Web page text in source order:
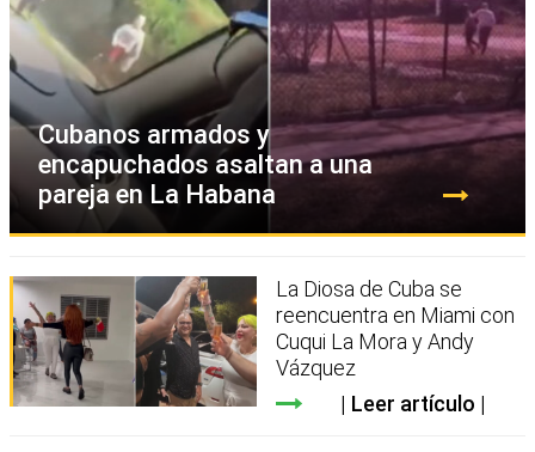
Cubanos armados y
encapuchados asaltan a una
pareja en La Habana
La Diosa de Cuba se
reencuentra en Miami con
Cuqui La Mora y Andy
Vázquez
Leer artículo